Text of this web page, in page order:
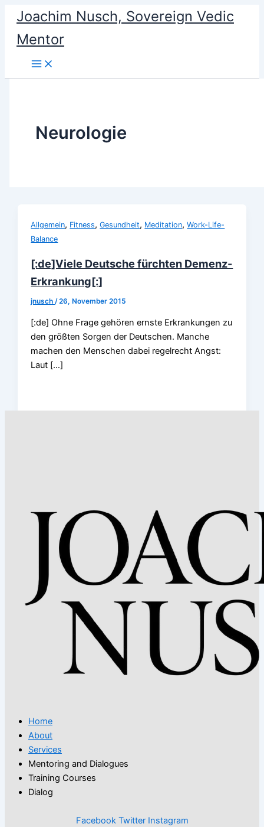
content
Joachim Nusch, Sovereign Vedic
Mentor
Neurologie
Allgemein, Fitness,Gesundheit, Meditation,Work-Life-
Balance
[:de]Viele Deutsche fürchten Demenz-
Erkrankung[:]
jnusch/26, November 2015
[:de] Ohne Frage gehören ernste Erkrankungen zu
den größten Sorgen der Deutschen. Manche
machen den Menschen dabei regelrecht Angst:
Laut […]
Home
About
Services
Mentoring and Dialogues
Training Courses
Dialog
Facebook Twitter Instagram